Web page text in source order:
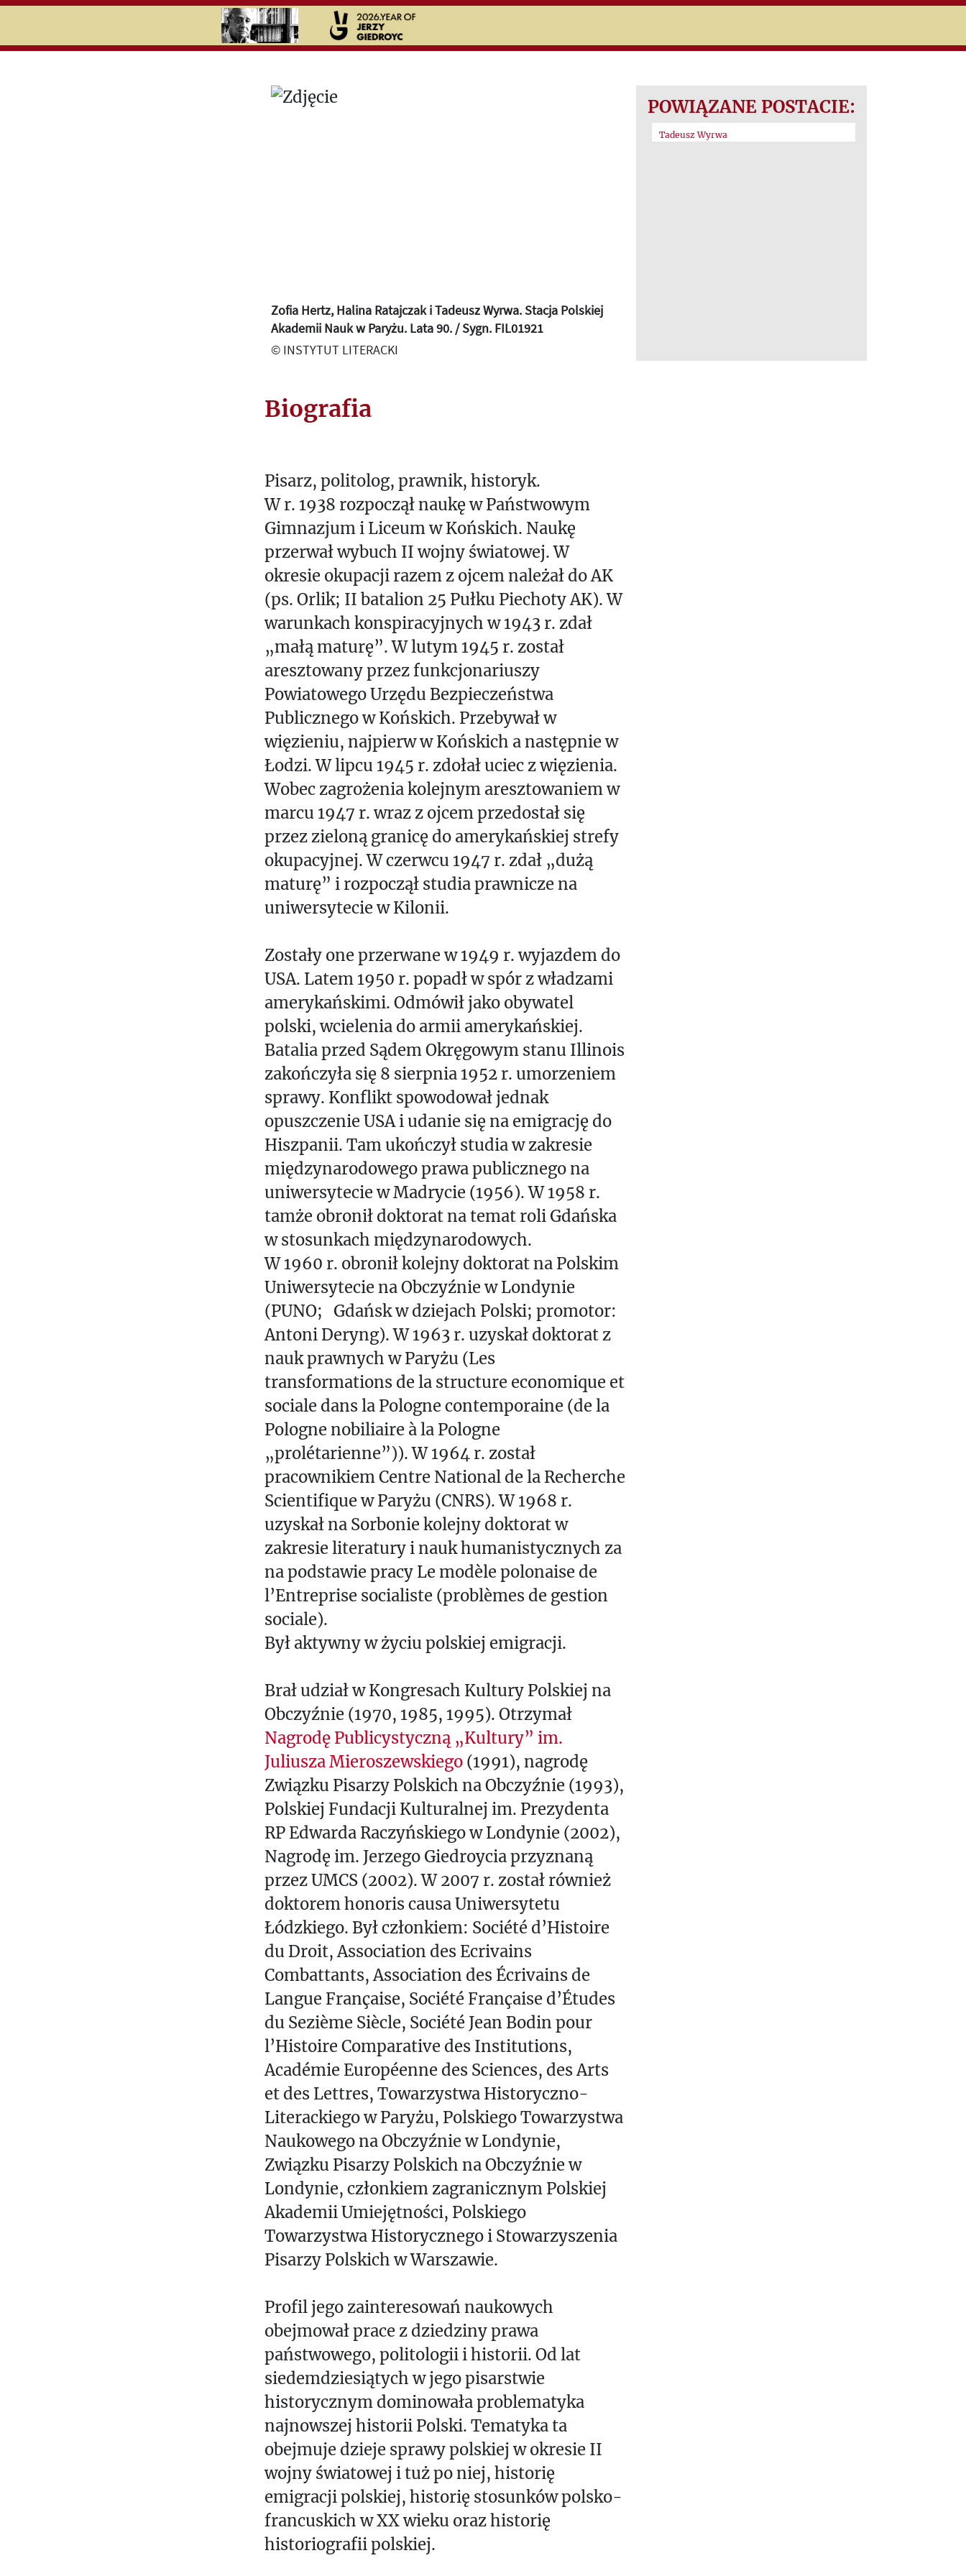
Search
Zofia Hertz, Halina Ratajczak i Tadeusz Wyrwa. Stacja Polskiej
Akademii Nauk w Paryżu. Lata 90. / Sygn. FIL01921
© INSTYTUT LITERACKI
POWIĄZANE POSTACIE:
Tadeusz Wyrwa
Biografia
Pisarz, politolog, prawnik, historyk.
W r. 1938 rozpoczął naukę w Państwowym
Gimnazjum i Liceum w Końskich. Naukę
przerwał wybuch II wojny światowej. W
okresie okupacji razem z ojcem należał do AK
(ps. Orlik; II batalion 25 Pułku Piechoty AK). W
warunkach konspiracyjnych w 1943 r. zdał
„małą maturę”. W lutym 1945 r. został
aresztowany przez funkcjonariuszy
Powiatowego Urzędu Bezpieczeństwa
Publicznego w Końskich. Przebywał w
więzieniu, najpierw w Końskich a następnie w
Łodzi. W lipcu 1945 r. zdołał uciec z więzienia.
Wobec zagrożenia kolejnym aresztowaniem w
marcu 1947 r. wraz z ojcem przedostał się
przez zieloną granicę do amerykańskiej strefy
okupacyjnej. W czerwcu 1947 r. zdał „dużą
maturę” i rozpoczął studia prawnicze na
uniwersytecie w Kilonii.
Zostały one przerwane w 1949 r. wyjazdem do
USA. Latem 1950 r. popadł w spór z władzami
amerykańskimi. Odmówił jako obywatel
polski, wcielenia do armii amerykańskiej.
Batalia przed Sądem Okręgowym stanu Illinois
zakończyła się 8 sierpnia 1952 r. umorzeniem
sprawy. Konflikt spowodował jednak
opuszczenie USA i udanie się na emigrację do
Hiszpanii. Tam ukończył studia w zakresie
międzynarodowego prawa publicznego na
uniwersytecie w Madrycie (1956). W 1958 r.
tamże obronił doktorat na temat roli Gdańska
w stosunkach międzynarodowych.
W 1960 r. obronił kolejny doktorat na Polskim
Uniwersytecie na Obczyźnie w Londynie
(PUNO; Gdańsk w dziejach Polski; promotor:
Antoni Deryng). W 1963 r. uzyskał doktorat z
nauk prawnych w Paryżu (Les
transformations de la structure economique et
sociale dans la Pologne contemporaine (de la
Pologne nobiliaire à la Pologne
„prolétarienne”)). W 1964 r. został
pracownikiem Centre National de la Recherche
Scientifique w Paryżu (CNRS). W 1968 r.
uzyskał na Sorbonie kolejny doktorat w
zakresie literatury i nauk humanistycznych za
na podstawie pracy Le modèle polonaise de
l’Entreprise socialiste (problèmes de gestion
sociale).
Był aktywny w życiu polskiej emigracji.
Brał udział w Kongresach Kultury Polskiej na
Obczyźnie (1970, 1985, 1995). Otrzymał
Nagrodę Publicystyczną „Kultury” im.
Juliusza Mieroszewskiego(1991), nagrodę
Związku Pisarzy Polskich na Obczyźnie (1993),
Polskiej Fundacji Kulturalnej im. Prezydenta
RP Edwarda Raczyńskiego w Londynie (2002),
Nagrodę im. Jerzego Giedroycia przyznaną
przez UMCS (2002). W 2007 r. został również
doktorem honoris causa Uniwersytetu
Łódzkiego. Był członkiem: Société d’Histoire
du Droit, Association des Ecrivains
Combattants, Association des Écrivains de
Langue Française, Société Française d’Études
du Sezième Siècle, Société Jean Bodin pour
l’Histoire Comparative des Institutions,
Académie Européenne des Sciences, des Arts
et des Lettres, Towarzystwa Historyczno-
Literackiego w Paryżu, Polskiego Towarzystwa
Naukowego na Obczyźnie w Londynie,
Związku Pisarzy Polskich na Obczyźnie w
Londynie, członkiem zagranicznym Polskiej
Akademii Umiejętności, Polskiego
Towarzystwa Historycznego i Stowarzyszenia
Pisarzy Polskich w Warszawie.
Profil jego zainteresowań naukowych
obejmował prace z dziedziny prawa
państwowego, politologii i historii. Od lat
siedemdziesiątych w jego pisarstwie
historycznym dominowała problematyka
najnowszej historii Polski. Tematyka ta
obejmuje dzieje sprawy polskiej w okresie II
wojny światowej i tuż po niej, historię
emigracji polskiej, historię stosunków polsko-
francuskich w XX wieku oraz historię
historiografii polskiej.